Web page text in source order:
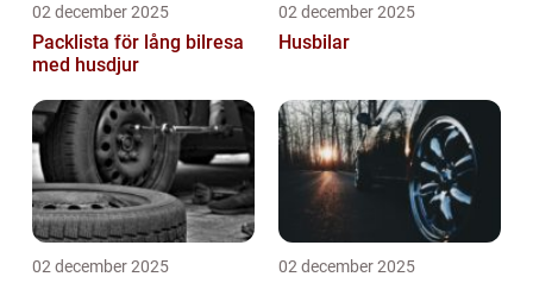
02 december 2025
Packlista för lång bilresa
med husdjur
02 december 2025
Husbilar
02 december 2025 02 december 2025